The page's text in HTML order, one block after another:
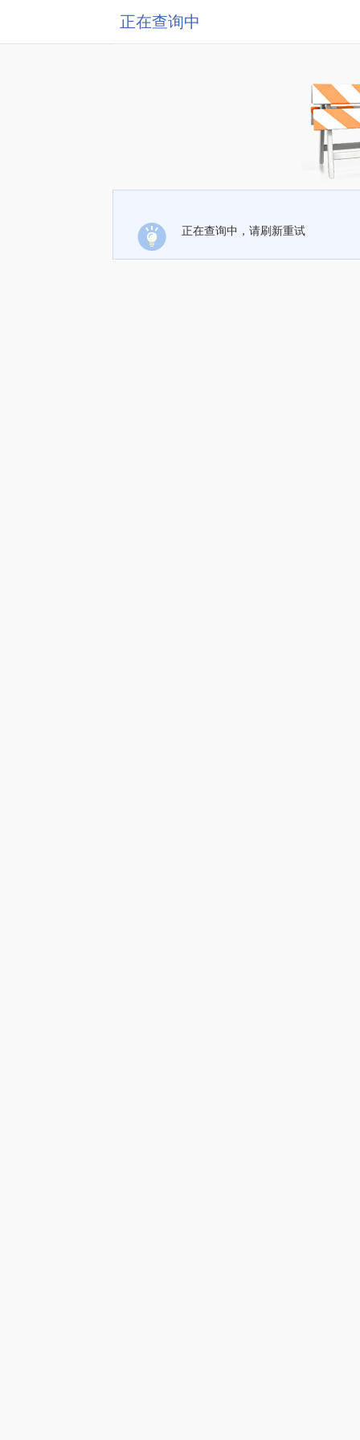
正在查询中
正在查询中，请刷新重试